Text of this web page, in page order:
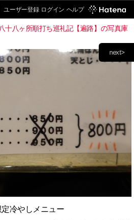
ユーザー登録 ログイン ヘルプ
十八ヶ所順打ち巡礼記【遍路】の写真庫
next>
定冷やしメニュー